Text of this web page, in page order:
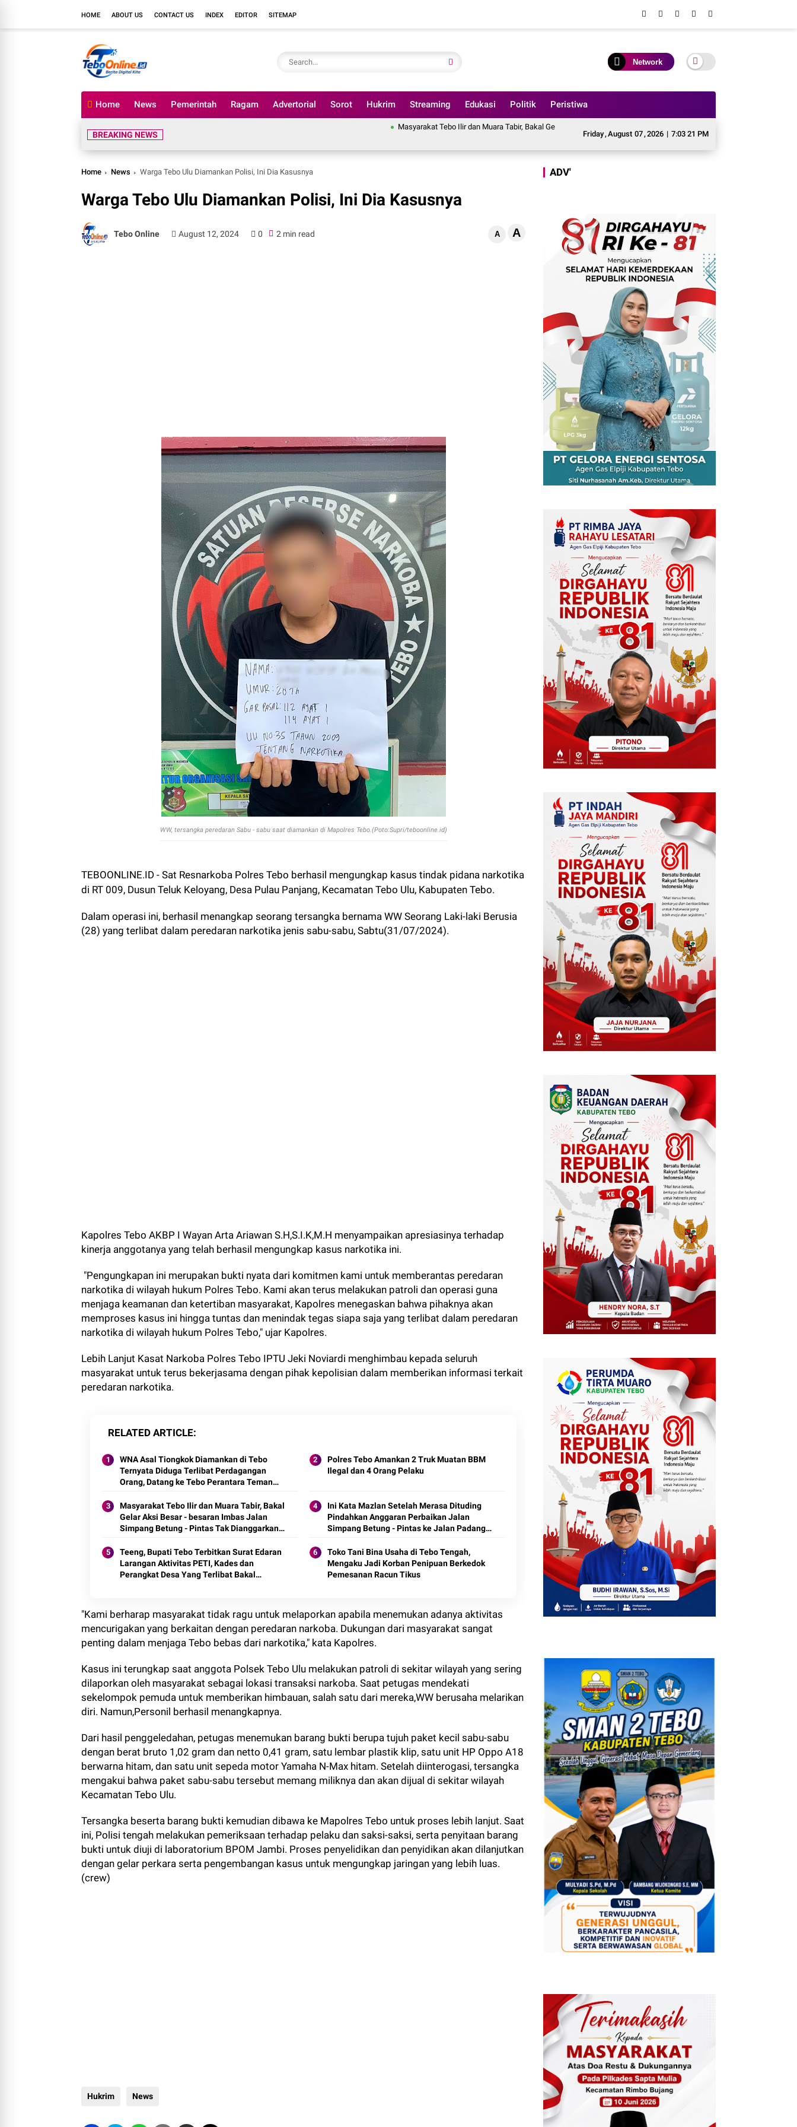
HOME ABOUT US CONTACT US INDEX EDITOR SITEMAP
Network
Home News Pemerintah Ragam Advertorial Sorot Hukrim Streaming Edukasi Politik Peristiwa
Friday,August 07,2026 | 7:03 22 PM
BREAKING NEWS
Masyarakat Tebo Ilir dan Muara Tabir, Bakal Gelar Aksi Besar - besaran Imbas Jalan Simpang Betung - Pintas Tak Dianggarkan di 2027
Home News Warga Tebo Ulu Diamankan Polisi, Ini Dia Kasusnya
Warga Tebo Ulu Diamankan Polisi, Ini Dia Kasusnya
Tebo Online August 12, 2024 0 2 min read A A
WW, tersangka peredaran Sabu - sabu saat diamankan di Mapolres Tebo.(Poto:Supri/teboonline.id)
TEBOONLINE.ID - Sat Resnarkoba Polres Tebo berhasil mengungkap kasus tindak pidana narkotika
di RT 009, Dusun Teluk Keloyang, Desa Pulau Panjang, Kecamatan Tebo Ulu, Kabupaten Tebo.
Dalam operasi ini, berhasil menangkap seorang tersangka bernama WW Seorang Laki-laki Berusia
(28) yang terlibat dalam peredaran narkotika jenis sabu-sabu, Sabtu(31/07/2024).
Kapolres Tebo AKBP I Wayan Arta Ariawan S.H,S.I.K,M.H menyampaikan apresiasinya terhadap
kinerja anggotanya yang telah berhasil mengungkap kasus narkotika ini.
"Pengungkapan ini merupakan bukti nyata dari komitmen kami untuk memberantas peredaran
narkotika di wilayah hukum Polres Tebo. Kami akan terus melakukan patroli dan operasi guna
menjaga keamanan dan ketertiban masyarakat, Kapolres menegaskan bahwa pihaknya akan
memproses kasus ini hingga tuntas dan menindak tegas siapa saja yang terlibat dalam peredaran
narkotika di wilayah hukum Polres Tebo," ujar Kapolres.
Lebih Lanjut Kasat Narkoba Polres Tebo IPTU Jeki Noviardi menghimbau kepada seluruh
masyarakat untuk terus bekerjasama dengan pihak kepolisian dalam memberikan informasi terkait
peredaran narkotika.
RELATED ARTICLE
WNA Asal Tiongkok Diamankan di Tebo
Ternyata Diduga Terlibat Perdagangan
Orang, Datang ke Tebo Perantara Teman
Polres Tebo Amankan 2 Truk Muatan BBM
Ilegal dan 4 Orang Pelaku
Masyarakat Tebo Ilir dan Muara Tabir, Bakal
Gelar Aksi Besar - besaran Imbas Jalan
Simpang Betung - Pintas Tak Dianggarkan
Ini Kata Mazlan Setelah Merasa Dituding
Pindahkan Anggaran Perbaikan Jalan
Simpang Betung - Pintas ke Jalan Padang
Teeng, Bupati Tebo Terbitkan Surat Edaran
Larangan Aktivitas PETI, Kades dan
Perangkat Desa Yang Terlibat Bakal
Toko Tani Bina Usaha di Tebo Tengah,
Mengaku Jadi Korban Penipuan Berkedok
Pemesanan Racun Tikus
"Kami berharap masyarakat tidak ragu untuk melaporkan apabila menemukan adanya aktivitas
mencurigakan yang berkaitan dengan peredaran narkoba. Dukungan dari masyarakat sangat
penting dalam menjaga Tebo bebas dari narkotika," kata Kapolres.
Kasus ini terungkap saat anggota Polsek Tebo Ulu melakukan patroli di sekitar wilayah yang sering
dilaporkan oleh masyarakat sebagai lokasi transaksi narkoba. Saat petugas mendekati
sekelompok pemuda untuk memberikan himbauan, salah satu dari mereka,WW berusaha melarikan
diri. Namun,Personil berhasil menangkapnya.
Dari hasil penggeledahan, petugas menemukan barang bukti berupa tujuh paket kecil sabu-sabu
dengan berat bruto 1,02 gram dan netto 0,41 gram, satu lembar plastik klip, satu unit HP Oppo A18
berwarna hitam, dan satu unit sepeda motor Yamaha N-Max hitam. Setelah diinterogasi, tersangka
mengakui bahwa paket sabu-sabu tersebut memang miliknya dan akan dijual di sekitar wilayah
Kecamatan Tebo Ulu.
Tersangka beserta barang bukti kemudian dibawa ke Mapolres Tebo untuk proses lebih lanjut. Saat
ini, Polisi tengah melakukan pemeriksaan terhadap pelaku dan saksi-saksi, serta penyitaan barang
bukti untuk diuji di laboratorium BPOM Jambi. Proses penyelidikan dan penyidikan akan dilanjutkan
dengan gelar perkara serta pengembangan kasus untuk mengungkap jaringan yang lebih luas.
(crew)
Hukrim News
ADV'